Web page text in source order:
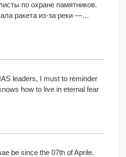
по охране памятников.
ракета из-за реки —…
leaders, I must to reminder
how to live in eternal fear
be since the 07th of Aprile.